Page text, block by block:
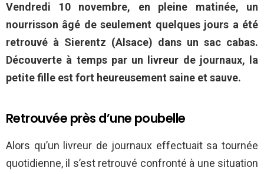
Vendredi 10 novembre, en pleine matinée, un
nourrisson âgé de seulement quelques jours a été
retrouvé à Sierentz (Alsace) dans un sac cabas.
Découverte à temps par un livreur de journaux, la
petite fille est fort heureusement saine et sauve.
Retrouvée près d’une poubelle
Alors qu’un livreur de journaux effectuait sa tournée
quotidienne, il s’est retrouvé confronté à une situation